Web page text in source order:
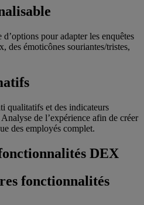
pour adapter les enquêtes
des émoticônes souriantes/tristes,
qualitatifs et des indicateurs
de l’expérience afin de créer
des employés complet.
DEX
fonctionnalités